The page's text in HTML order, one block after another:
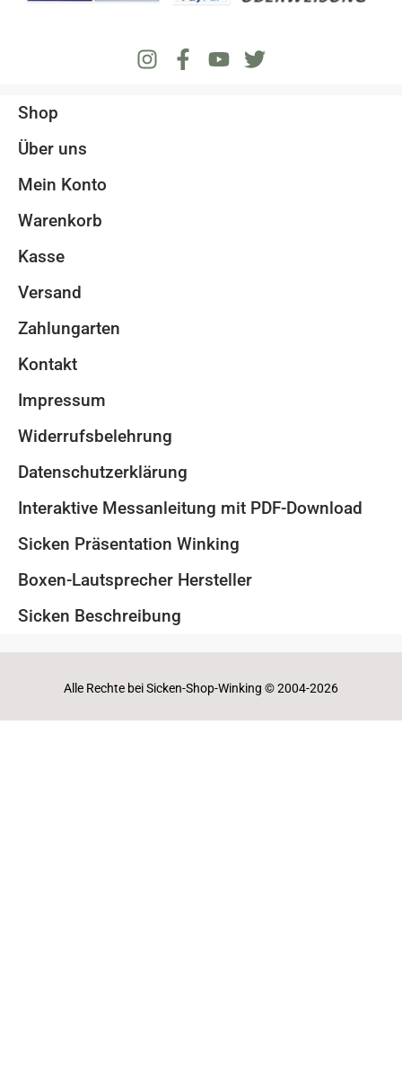
Shop
Über uns
Mein Konto
Warenkorb
Kasse
Versand
Zahlungarten
Kontakt
Impressum
Widerrufsbelehrung
Datenschutzerklärung
Interaktive Messanleitung mit PDF-Download
Sicken Präsentation Winking
Boxen-Lautsprecher Hersteller
Sicken Beschreibung
Alle Rechte bei Sicken-Shop-Winking © 2004-2026